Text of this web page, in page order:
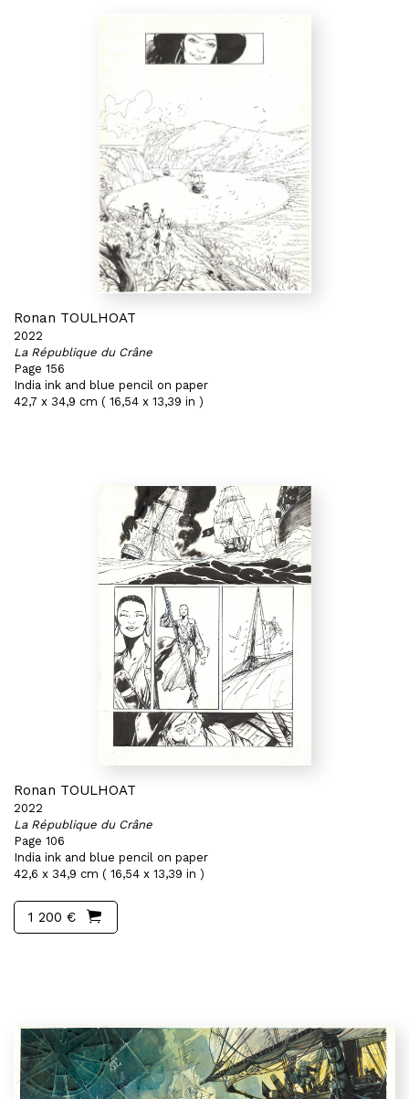
Ronan TOULHOAT
2022
La République du Crâne
Page 156
India ink and blue pencil on paper
42,7 x 34,9 cm ( 16,54 x 13,39 in )
Ronan TOULHOAT
2022
La République du Crâne
Page 106
India ink and blue pencil on paper
42,6 x 34,9 cm ( 16,54 x 13,39 in )
1 200 €